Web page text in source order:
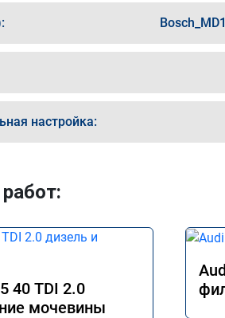
настройка:
40 TDI 2.0
мочевины